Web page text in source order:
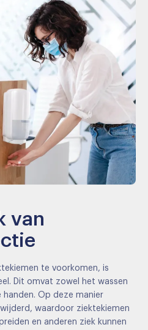
van
te voorkomen, is
Dit omvat zowel het wassen
Op deze manier
waardoor ziektekiemen
en anderen ziek kunnen